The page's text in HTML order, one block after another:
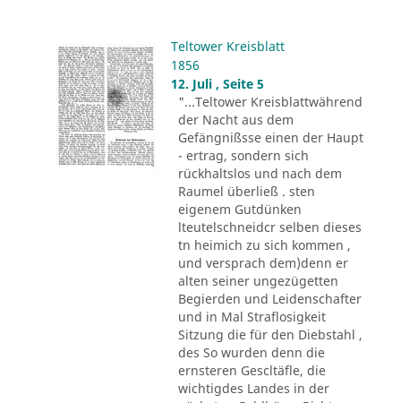
Teltower Kreisblatt
1856
12. Juli , Seite 5
"...Teltower Kreisblattwährend
der Nacht aus dem
Gefängnißsse einen der Haupt
- ertrag, sondern sich
rückhaltslos und nach dem
Raumel überließ . sten
eigenem Gutdünken
lteutelschneidcr selben dieses
tn heimich zu sich kommen ,
und versprach dem)denn er
alten seiner ungezügetten
Begierden und Leidenschafter
und in Mal Straflosigkeit
Sitzung die für den Diebstahl ,
des So wurden denn die
ernsteren Gescltäfle, die
wichtigdes Landes in der